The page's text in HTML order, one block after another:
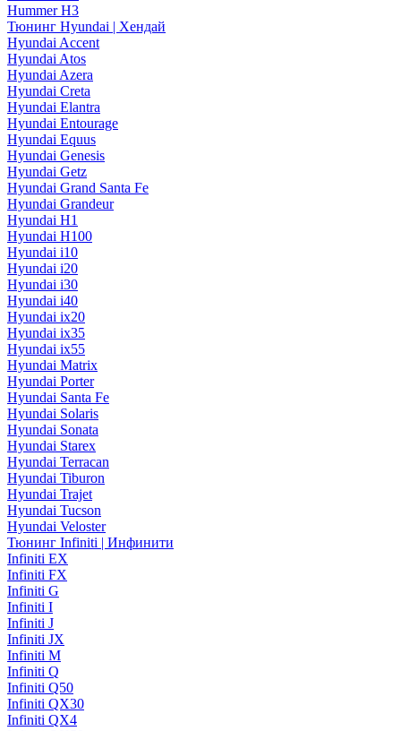
Hummer H3
Тюнинг Hyundai | Хендай
Hyundai Accent
Hyundai Atos
Hyundai Azera
Hyundai Creta
Hyundai Elantra
Hyundai Entourage
Hyundai Equus
Hyundai Genesis
Hyundai Getz
Hyundai Grand Santa Fe
Hyundai Grandeur
Hyundai H1
Hyundai H100
Hyundai i10
Hyundai i20
Hyundai i30
Hyundai i40
Hyundai ix20
Hyundai ix35
Hyundai ix55
Hyundai Matrix
Hyundai Porter
Hyundai Santa Fe
Hyundai Solaris
Hyundai Sonata
Hyundai Starex
Hyundai Terracan
Hyundai Tiburon
Hyundai Trajet
Hyundai Tucson
Hyundai Veloster
Тюнинг Infiniti | Инфинити
Infiniti EX
Infiniti FX
Infiniti G
Infiniti I
Infiniti J
Infiniti JX
Infiniti M
Infiniti Q
Infiniti Q50
Infiniti QX30
Infiniti QX4